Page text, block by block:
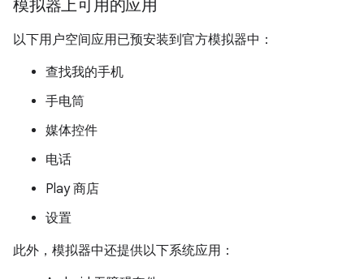
模拟器上可用的应用
以下用户空间应用已预安装到官方模拟器中：
查找我的手机
手电筒
媒体控件
电话
Play 商店
设置
此外，模拟器中还提供以下系统应用：